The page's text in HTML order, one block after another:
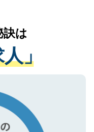
ついての厳密な
のみに付与され
取得済みです。
は、SSL（デー
安心ください。
関の状況や紹介
なアドバイスを
にご転職をされ
ートが可能です
い。
訣は
」